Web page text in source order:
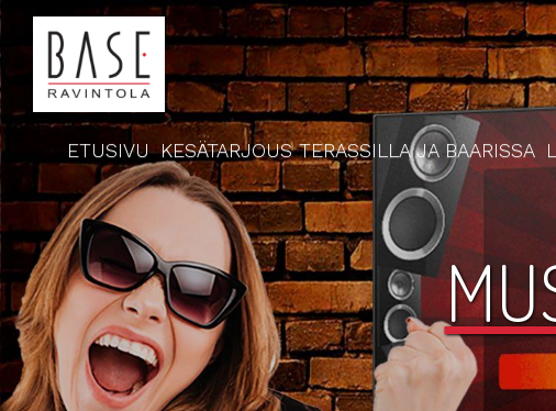
ETUSIVU KESÄTARJOUS TERASSILLA JA BAARISSA